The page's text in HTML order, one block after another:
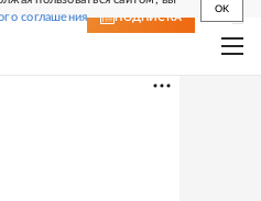
соглашения
OK
ПОДПИСКА